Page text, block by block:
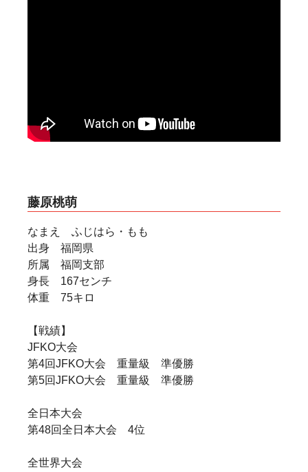
藤原桃萌
なまえ ふじはら・もも
出身 福岡県
所属 福岡支部
身長 167センチ
体重 75キロ
【戦績】
JFKO大会
第4回JFKO大会 重量級 準優勝
第5回JFKO大会 重量級 準優勝
全日本大会
第48回全日本大会 4位
全世界大会